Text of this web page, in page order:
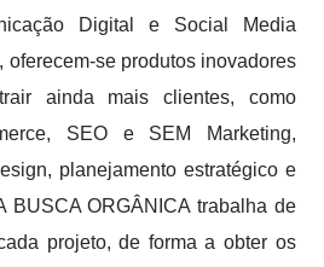
Digital e Social Media
oferecem-se produtos inovadores
ainda mais clientes, como
SEO e SEM Marketing,
planejamento estratégico e
BUSCA ORGÂNICA trabalha de
projeto, de forma a obter os